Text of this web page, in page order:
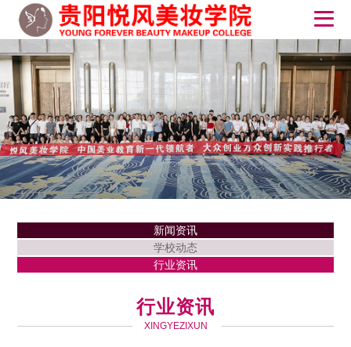
新闻资讯
学校动态
行业资讯
行业资讯
XINGYEZIXUN